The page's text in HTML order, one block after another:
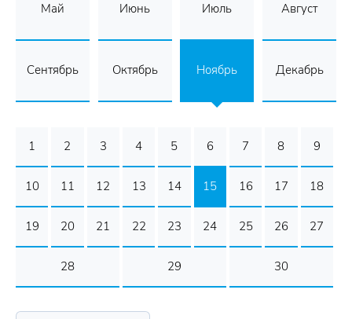
Май Июнь Июль Август
Сентябрь Октябрь Ноябрь Декабрь
1 2 3 4 5 6 7 8 9
10 11 12 13 14 15 16 17 18
19 20 21 22 23 24 25 26 27
28 29 30